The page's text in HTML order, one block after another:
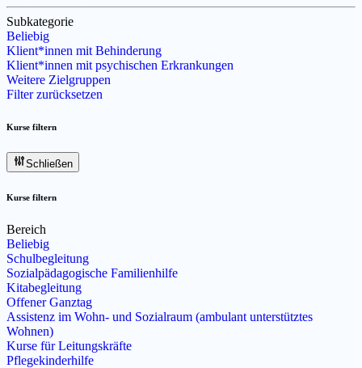
Subkategorie
Beliebig
Klient*innen mit Behinderung
Klient*innen mit psychischen Erkrankungen
Weitere Zielgruppen
Filter zurücksetzen
Kurse filtern
Schließen
Kurse filtern
Bereich
Beliebig
Schulbegleitung
Sozialpädagogische Familienhilfe
Kitabegleitung
Offener Ganztag
Assistenz im Wohn- und Sozialraum (ambulant unterstütztes
Wohnen)
Kurse für Leitungskräfte
Pflegekinderhilfe